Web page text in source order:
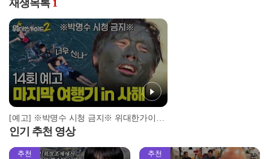
재생목록 1
[예고] ※박명수 시청 금지※ 위대한가이드2 마지막 여행기 in 사해
인기 추천 영상
추천 추천